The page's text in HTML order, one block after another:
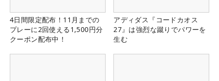
4日間限定配布！11月までの
プレーに2回使える1,500円分
クーポン配布中！
アディダス『コードカオス
27』は強烈な蹴りでパワーを
生む